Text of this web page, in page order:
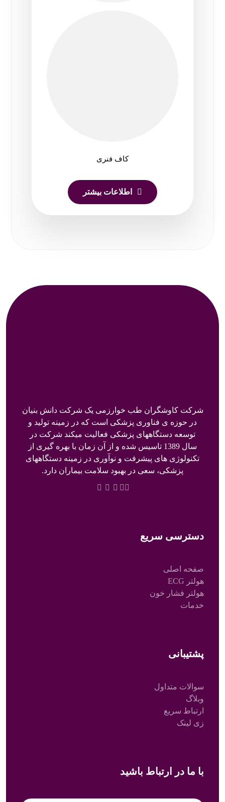
کاف فنری
اطلاعات بیشتر
شرکت کاوشگران طب خوارزمی یک شرکت دانش بنیان
در حوزه ی فناوری پزشکی است که در زمینه تولید و
توسعه دستگاههای پزشکی فعالیت میکند شرکت در
سال 1389 تاسیس شده و از آن زمان با بهره گیری از
تکنولوژی های پیشرفت و نوآوری در زمینه دستگاههای
پزشکی، سعی در بهبود سلامت بیماران دارد.
دسترسی سریع
صفحه اصلی
هولتر ECG
هولتر فشار خون
خدمات
پشتیبانی
سوالات متداول
وبلاگ
ارتباط سریع
زی لینک
با ما در ارتباط باشید